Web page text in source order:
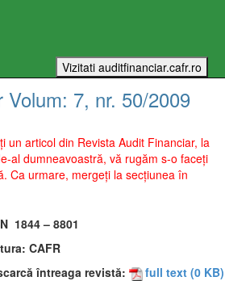
Volum: 7, nr. 50/2009
un articol din Revista Audit Financiar, la
al dumneavoastră, vă rugăm s-o faceți
Ca urmare, mergeți la secțiunea în
1844 – 8801
CAFR
întreaga revistă:
full text (0 KB)